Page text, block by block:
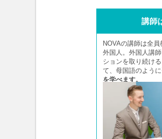
講師
NOVAの講師は全
外国人。外国人講
ションを取り続け
て、母国語のように
を学べます。